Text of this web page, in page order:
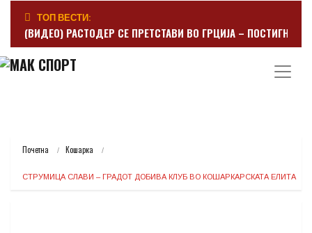
ТОП ВЕСТИ:
(ВИДЕО) РАСТОДЕР СЕ ПРЕТСТАВИ ВО ГРЦИЈА – ПОСТИГНА
Почетна Кошарка
СТРУМИЦА СЛАВИ – ГРАДОТ ДОБИВА КЛУБ ВО КОШАРКАРСКАТА ЕЛИТА